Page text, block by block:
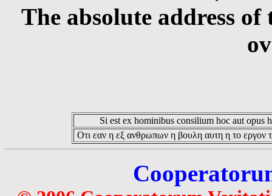
The absolute address
Si est ex hominibus consilium hoc aut opus
Οτι εαν η εξ ανθρωπων η βουλη αυτη η το εργον